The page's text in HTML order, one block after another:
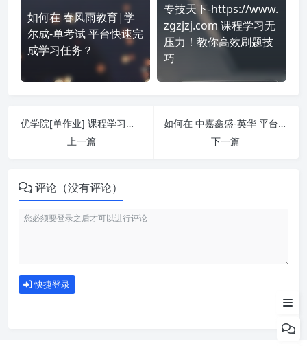
如何在 春风雨教育|学
尔成-单考试 平台快速完
成学习任务？
专技天下-https://www.
zgzjzj.com 课程学习无
压力！教你高效刷题技
巧
优学院[单作业] 课程学习无压力！教你高效刷题技巧
上一篇
如何在 中嘉鑫盛-英华 平台快速完成学习任务？
下一篇
评论（没有评论）
快捷登录